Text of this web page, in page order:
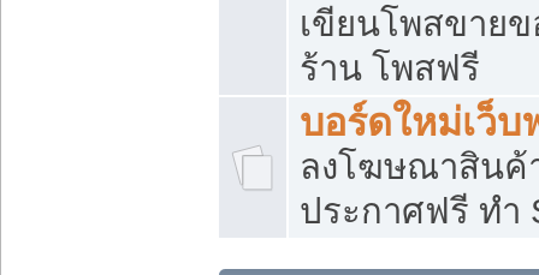
เขียนโพสขาย
ร้าน โพสฟรี
บอร์ดใหม่เว็บ
ลงโฆษณาสิน
ประกาศฟรี ทำ